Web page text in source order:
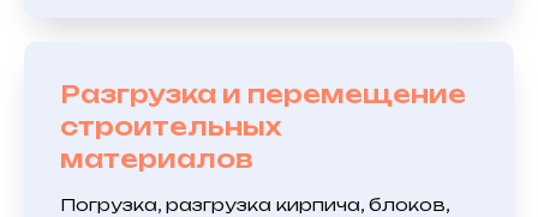
Разгрузка и перемещение
строительных
материалов
Погрузка, разгрузка кирпича, блоков,